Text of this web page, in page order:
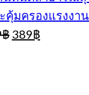
คุ้มครองแรงงาน
฿ Original
389฿Current